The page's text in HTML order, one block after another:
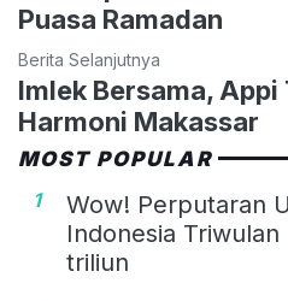
Puasa Ramadan
Berita Selanjutnya
Imlek Bersama, Appi
Harmoni Makassar
MOST POPULAR
1
Wow! Perputaran
Indonesia
triliun